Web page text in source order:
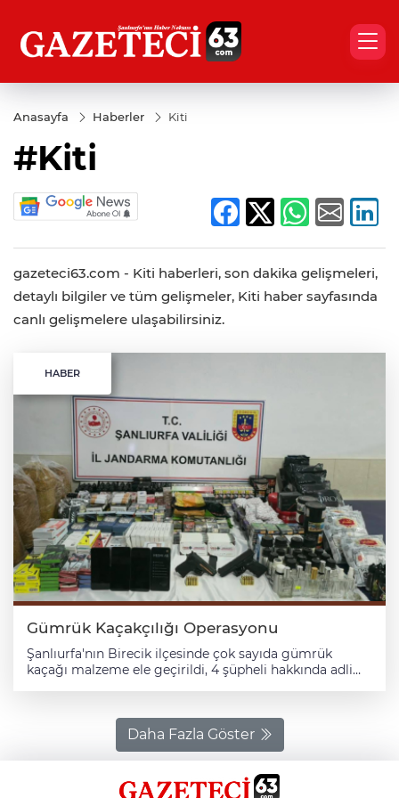
Anasayfa Haberler Kiti
#Kiti
gazeteci63.com - Kiti haberleri, son dakika gelişmeleri,
detaylı bilgiler ve tüm gelişmeler, Kiti haber sayfasında
canlı gelişmelere ulaşabilirsiniz.
HABER
Gümrük Kaçakçılığı Operasyonu
Şanlıurfa'nın Birecik ilçesinde çok sayıda gümrük
kaçağı malzeme ele geçirildi, 4 şüpheli hakkında adli
işlemlerine tabi tutmaksızın ülkeye sokmak" suçlarına
yönelik çalışma başlattı. Birecik İlçe Jandarma
ekiplerinin de katılımıyla işletme ruhsatı bulunmayan
bir iş yerinde yapılan aramada, gümrük kaçağı 4
telefon, 52 kulaklık, 44 şarj aleti, 29 bin filtreli ağızlık,
Daha Fazla Göster